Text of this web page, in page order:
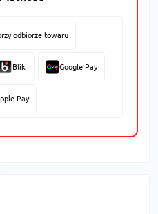
odbiorze towaru
Blik Google Pay
Pay